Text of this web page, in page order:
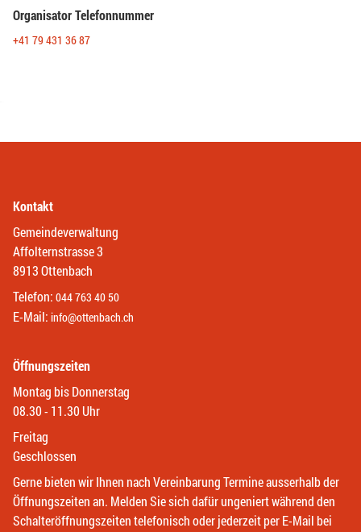
Organisator Telefonnummer
+41 79 431 36 87
Kontakt
Gemeindeverwaltung
Affolternstrasse 3
8913 Ottenbach
Telefon: 044 763 40 50
E-Mail: info@ottenbach.ch
Öffnungszeiten
Montag bis Donnerstag
08.30 - 11.30 Uhr
Freitag
Geschlossen
Gerne bieten wir Ihnen nach Vereinbarung Termine ausserhalb der
Öffnungszeiten an. Melden Sie sich dafür ungeniert während den
Schalteröffnungszeiten telefonisch oder jederzeit per E-Mail bei